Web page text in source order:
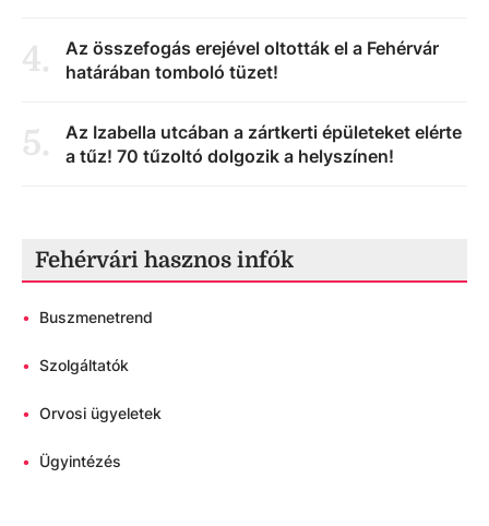
4.
Az összefogás erejével oltották el a Fehérvár
határában tomboló tüzet!
5.
Az Izabella utcában a zártkerti épületeket elérte
a tűz! 70 tűzoltó dolgozik a helyszínen!
Fehérvári hasznos infók
• Buszmenetrend
• Szolgáltatók
• Orvosi ügyeletek
• Ügyintézés